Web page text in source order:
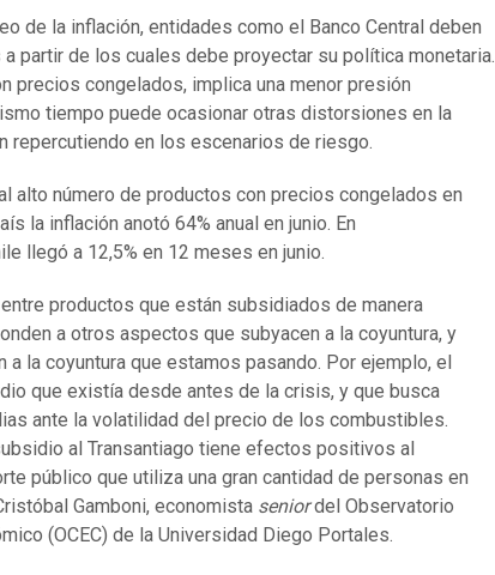
de la inflación, entidades como el Banco Central deben
partir de los cuales debe proyectar su política monetaria.
precios congelados, implica una menor presión
tiempo puede ocasionar otras distorsiones en la
repercutiendo en los escenarios de riesgo.
alto número de productos con precios congelados en
la inflación anotó 64% anual en junio. En
llegó a 12,5% en 12 meses en junio.
productos que están subsidiados de manera
a otros aspectos que subyacen a la coyuntura, y
a la coyuntura que estamos pasando. Por ejemplo, el
que existía desde antes de la crisis, y que busca
ante la volatilidad del precio de los combustibles.
al Transantiago tiene efectos positivos al
público que utiliza una gran cantidad de personas en
Gamboni, economista seniordel Observatorio
(OCEC) de la Universidad Diego Portales.